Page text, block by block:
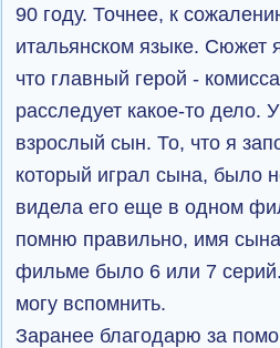
90 году. Точнее, к
итальянском языке.
что главный герой -
расследует какое-то дело.
взрослый сын. То, что я
который играл сына, было
видела его еще в одном
помню правильно, имя
фильме было 6 или 7
могу вспомнить.
Заранее благодарю за